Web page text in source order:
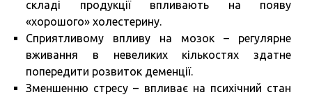
складі продукції впливають на появу
«хорошого» холестерину.
Сприятливому впливу на мозок – регулярне
вживання в невеликих кількостях здатне
попередити розвиток деменції.
Зменшенню стресу – впливає на психічний стан